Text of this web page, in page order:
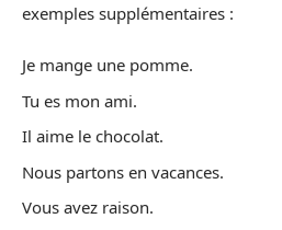
exemples supplémentaires :
Je mange une pomme.
Tu es mon ami.
Il aime le chocolat.
Nous partons en vacances.
Vous avez raison.